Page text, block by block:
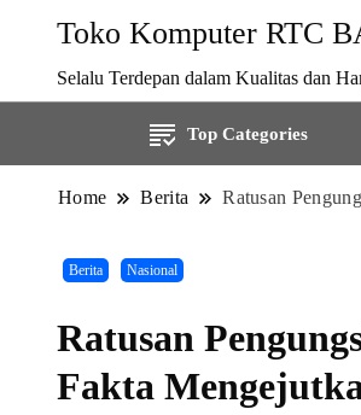
Toko Komputer RTC
Selalu Terdepan dalam Kualitas dan
Top Categories
Home Berita Ratusan
Berita Nasional
Ratusan
Fakta